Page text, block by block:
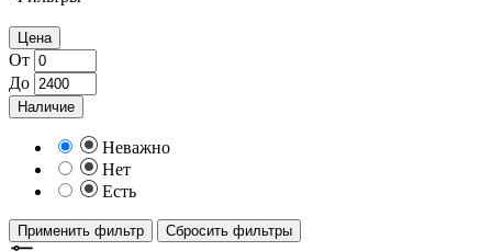
Цена
От
До
Наличие
Неважно
Нет
Есть
Применить фильтр Сбросить фильтры